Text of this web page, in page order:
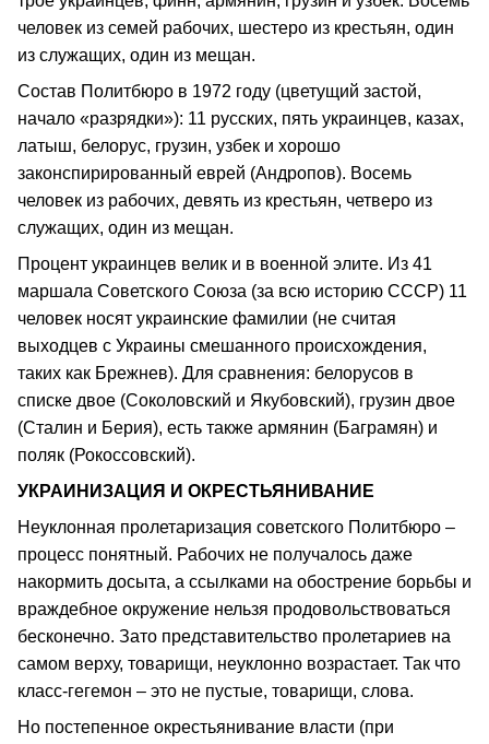
человек из семей рабочих, шестеро из крестьян, один
из служащих, один из мещан.
Состав Политбюро в 1972 году (цветущий застой,
начало «разрядки»): 11 русских, пять украинцев, казах,
латыш, белорус, грузин, узбек и хорошо
законспирированный еврей (Андропов). Восемь
человек из рабочих, девять из крестьян, четверо из
служащих, один из мещан.
Процент украинцев велик и в военной элите. Из 41
маршала Советского Союза (за всю историю СССР) 11
человек носят украинские фамилии (не считая
выходцев с Украины смешанного происхождения,
таких как Брежнев). Для сравнения: белорусов в
списке двое (Соколовский и Якубовский), грузин двое
(Сталин и Берия), есть также армянин (Баграмян) и
поляк (Рокоссовский).
УКРАИНИЗАЦИЯ И ОКРЕСТЬЯНИВАНИЕ
Неуклонная пролетаризация советского Политбюро –
процесс понятный. Рабочих не получалось даже
накормить досыта, а ссылками на обострение борьбы и
враждебное окружение нельзя продовольствоваться
бесконечно. Зато представительство пролетариев на
самом верху, товарищи, неуклонно возрастает. Так что
класс-гегемон – это не пустые, товарищи, слова.
Но постепенное окрестьянивание власти (при